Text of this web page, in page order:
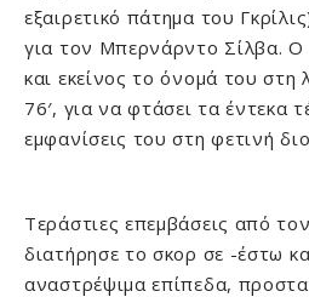
εξαιρετικό πάτημα του
για τον Μπερνάρντο Σίλβα.
και εκείνος το όνομά του στη
76′, για να φτάσει τα έντεκα
εμφανίσεις του στη φετινή
Τεράστιες επεμβάσεις από
διατήρησε το σκορ σε -έστω
αναστρέψιμα επίπεδα,